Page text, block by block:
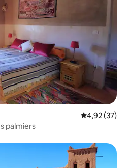
Note
4,92 (37)
les palmiers